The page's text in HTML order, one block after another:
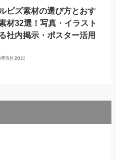
ビズ素材の選び方とおす
材32選！写真・イラスト
社内掲示・ポスター活用
6月20日